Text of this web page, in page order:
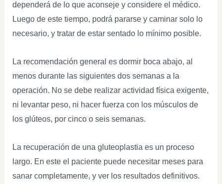
dependerá de lo que aconseje y considere el médico.
Luego de este tiempo, podrá pararse y caminar solo lo
necesario, y tratar de estar sentado lo mínimo posible.
La recomendación general es dormir boca abajo, al
menos durante las siguientes dos semanas a la
operación. No se debe realizar actividad física exigente,
ni levantar peso, ni hacer fuerza con los músculos de
los glúteos, por cinco o seis semanas.
La recuperación de una gluteoplastia es un proceso
largo. En este el paciente puede necesitar meses para
sanar completamente, y ver los resultados definitivos.